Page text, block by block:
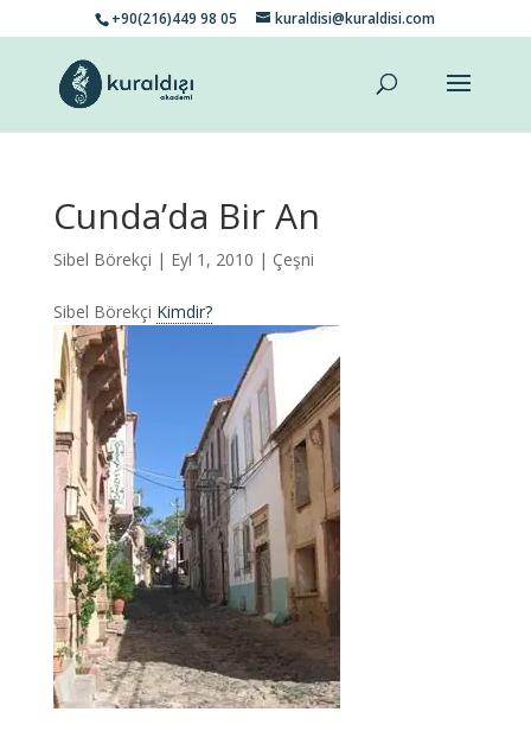
+90(216)449 98 05 kuraldisi@kuraldisi.com
Cunda’da Bir An
Sibel Börekçi | Eyl 1, 2010 | Çeşni
Sibel Börekçi Kimdir?